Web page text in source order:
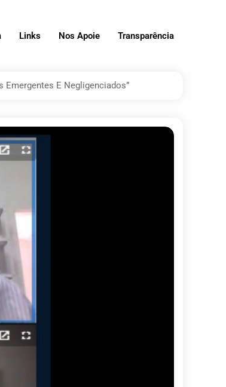
Links Nos Apoie Transparência
Emergentes E Negligenciados”